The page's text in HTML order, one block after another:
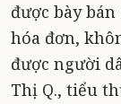
được bày
hóa đơn,
được người
Thị Q., tiểu